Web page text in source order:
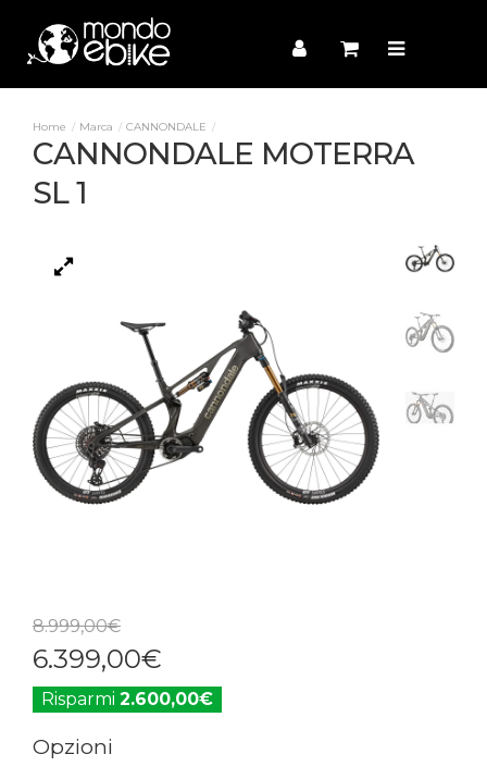
Marca CANNONDALE
CANNONDALE MOTERRA
SL 1
8.999,00€
6.399,00€
Risparmi 2.600,00€
Opzioni